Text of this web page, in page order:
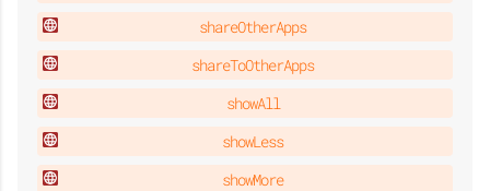
shareOtherApps
shareToOtherApps
showAll
showLess
showMore